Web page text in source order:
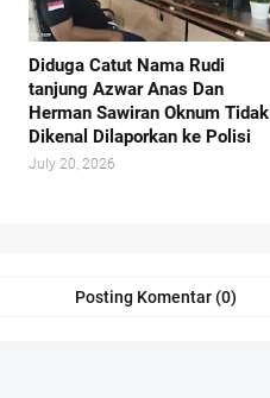
Diduga Catut Nama Rudi
tanjung Azwar Anas Dan
Herman Sawiran Oknum Tidak
Dikenal Dilaporkan ke Polisi
July 20, 2026
Posting Komentar (0)